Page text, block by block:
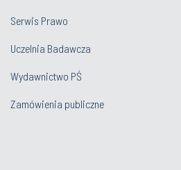
Serwis Prawo
Uczelnia Badawcza
Wydawnictwo PŚ
Zamówienia publiczne